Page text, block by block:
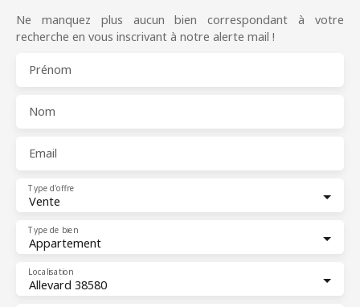
Ne manquez plus aucun bien correspondant à votre
recherche en vous inscrivant à notre alerte mail !
Prénom
Nom
Email
Vente
Type d'offre
Appartement
Type de bien
Allevard 38580
Localisation